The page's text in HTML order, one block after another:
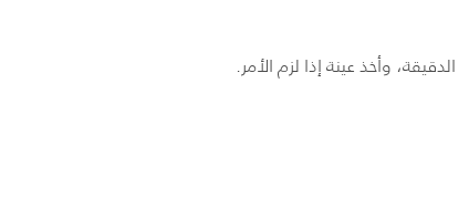
وأخذ عينة إذا لزم الأمر.